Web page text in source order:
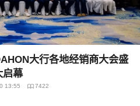
大行各地经销商大会盛
启幕
13:55 7422